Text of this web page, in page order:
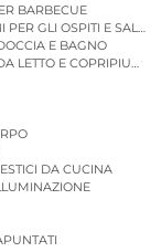
BARBECUE
GLI OSPITI E
E BAGNO
LETTO E COPRIPIUMINI
DA CUCINA